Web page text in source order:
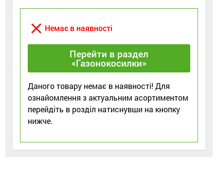
close Немає в наявності
Перейти в раздел
«Газонокосилки»
Даного товару немає в наявності! Для
ознайомлення з актуальним асортиментом
перейдіть в розділ натиснувши на кнопку
нижче.